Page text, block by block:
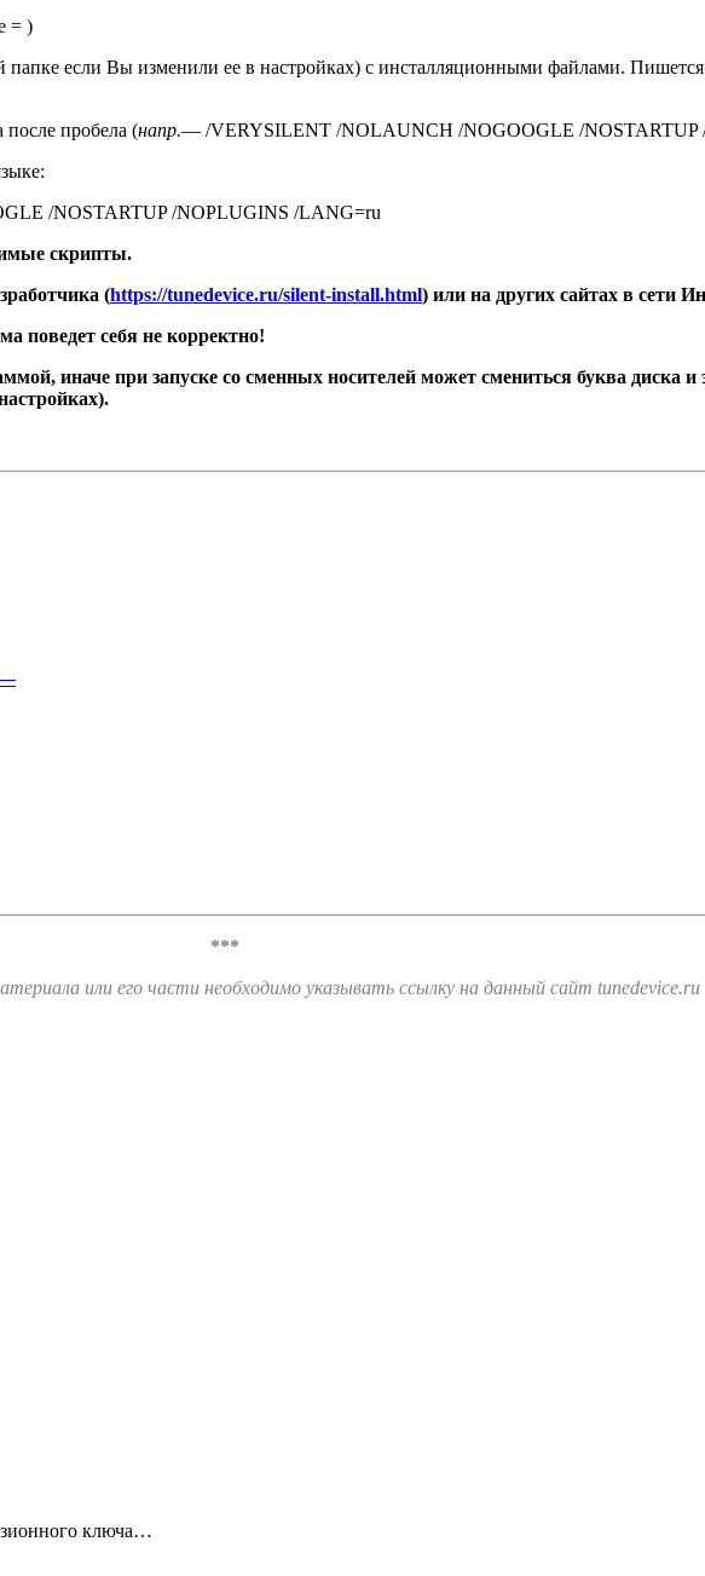
= )
папке если Вы изменили ее в настройках) с инсталляционными файлами. Пишется
пробела (напр.— /VERYSILENT /NOLAUNCH /NOGOOGLE /NOSTARTUP
/NOSTARTUP /NOPLUGINS /LANG=ru
скрипты.
(https://tunedevice.ru/silent-install.html) или на других сайтах в сети
поведет себя не корректно!
иначе при запуске со сменных носителей может смениться буква диска
—
***
или его части необходимо указывать ссылку на данный сайт tunedevice.ru
ключа…